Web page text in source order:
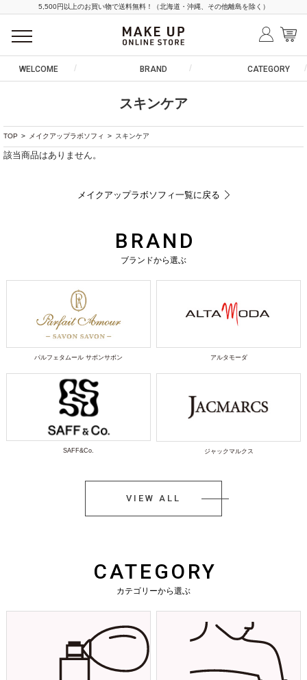
5,500円以上のお買い物で送料無料！（北海道・沖縄、その他離島を除く）
WELCOME BRAND CATEGORY
TOP > メイクアップラボソフィ > スキンケア
スキンケア
該当商品はありません。
メイクアップラボソフィ一覧に戻る
BRAND
ブランドから選ぶ
パルフェタムール サボンサボン アルタモーダ
SAFF&Co. ジャックマルクス
VIEW ALL
CATEGORY
カテゴリーから選ぶ